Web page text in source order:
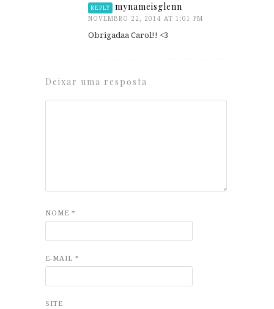
REPLY mynameisglenn
NOVEMBRO 22, 2014 AT 1:01 PM
Obrigadaa Carol!! <3
Deixar uma resposta
NOME *
E-MAIL *
SITE